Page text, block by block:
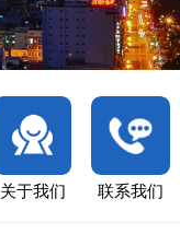
关于我们 联系我们